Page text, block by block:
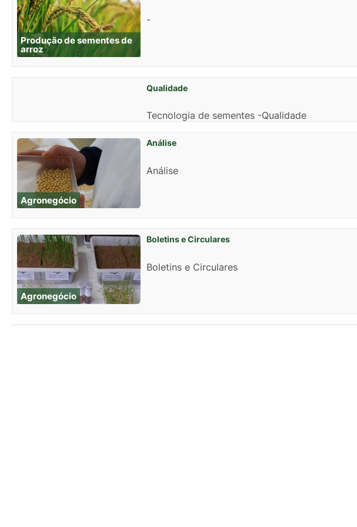
Produção de sementes de
arroz
-
Qualidade
Tecnologia de sementes -Qualidade
Agronegócio
Análise
Análise
Agronegócio
Boletins e Circulares
Boletins e Circulares